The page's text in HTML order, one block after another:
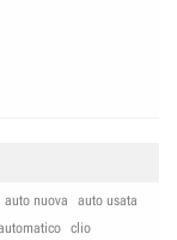
auto nuova
auto usata
clio